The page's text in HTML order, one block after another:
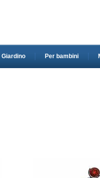
Giardino Per bambini